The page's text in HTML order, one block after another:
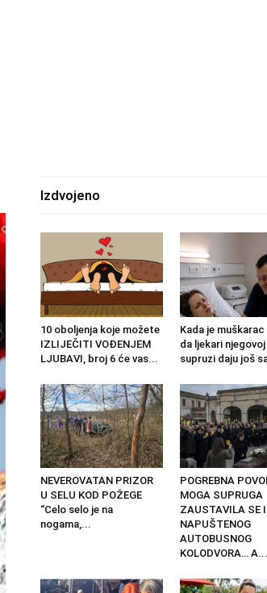
Izdvojeno
10 oboljenja koje možete
IZLIJEČITI VOĐENJEM
LJUBAVI, broj 6 će vas...
Kada je
da ljekari njegovoj
supruzi daju još
NEVEROVATAN PRIZOR
U SELU KOD POŽEGE
“Celo selo je na
nogama,...
POGREBNA
MOGA SUPRUGA
ZAUSTAVILA SE
NAPUŠTENOG
AUTOBUSNOG
KOLODVORA… A...